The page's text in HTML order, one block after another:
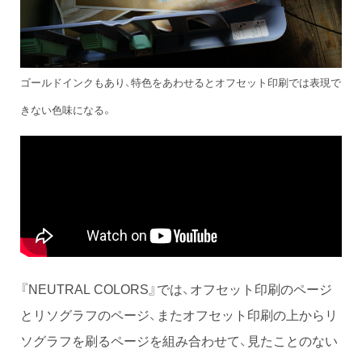
ゴールドインクもあり、特色をあわせるとオフセット印刷では表現で
きない色味になる。
『NEUTRAL COLORS』では、オフセット印刷のページ
とリソグラフのページ、またオフセット印刷の上からリ
ソグラフを刷るページを組み合わせて、見たことのない